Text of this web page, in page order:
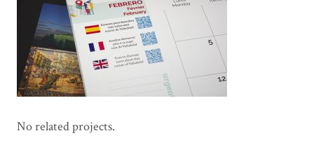
No related projects.